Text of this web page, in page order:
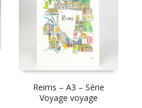
Reims – A3 – Série
Voyage voyage